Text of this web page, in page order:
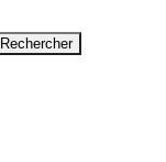
Rechercher